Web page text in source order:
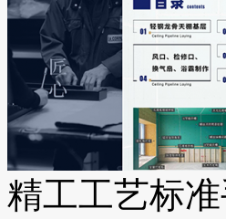
精工工艺标